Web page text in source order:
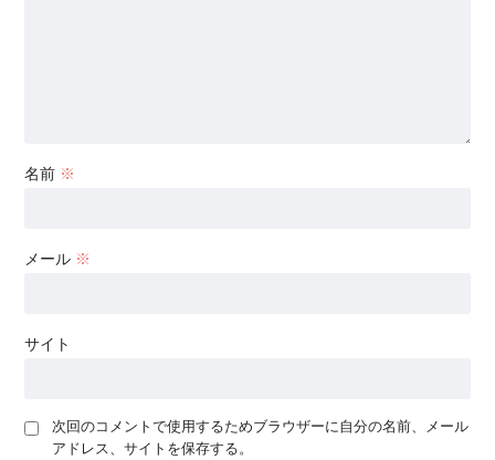
名前 ※
メール ※
サイト
次回のコメントで使用するためブラウザーに自分の名前、メール
アドレス、サイトを保存する。